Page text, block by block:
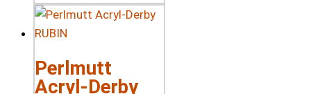
Perlmutt
Acryl-Derby